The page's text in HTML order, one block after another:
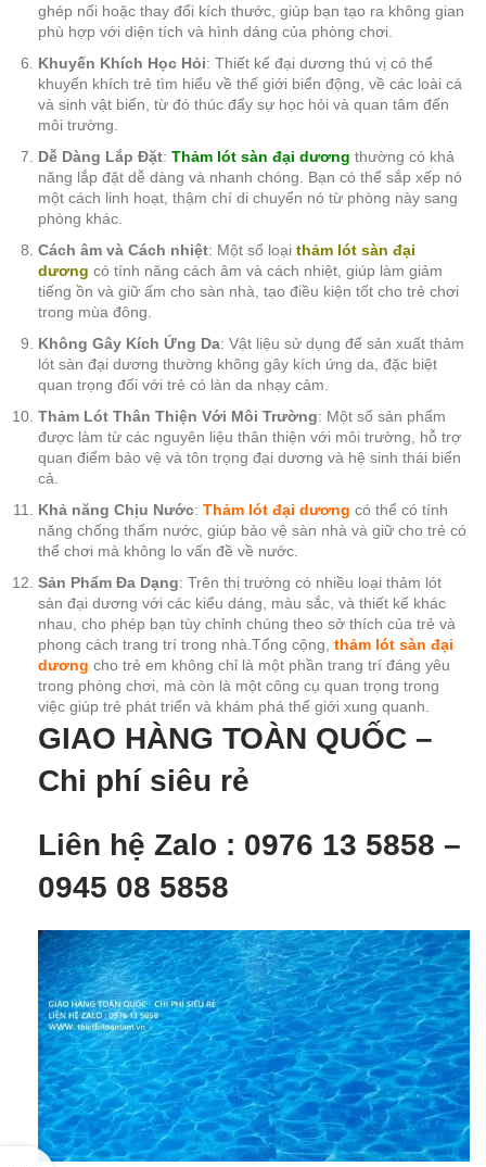
ghép nối hoặc thay đổi kích thước, giúp bạn tạo ra không gian
phù hợp với diện tích và hình dáng của phòng chơi.
Khuyến Khích Học Hỏi: Thiết kế đại dương thú vị có thể
khuyến khích trẻ tìm hiểu về thế giới biển động, về các loài cá
và sinh vật biển, từ đó thúc đẩy sự học hỏi và quan tâm đến
môi trường.
Dễ Dàng Lắp Đặt: Thảm lót sàn đại dương thường có khả
năng lắp đặt dễ dàng và nhanh chóng. Bạn có thể sắp xếp nó
một cách linh hoạt, thậm chí di chuyển nó từ phòng này sang
phòng khác.
Cách âm và Cách nhiệt: Một số loại thảm lót sàn đại
dương có tính năng cách âm và cách nhiệt, giúp làm giảm
tiếng ồn và giữ ấm cho sàn nhà, tạo điều kiện tốt cho trẻ chơi
trong mùa đông.
Không Gây Kích Ứng Da: Vật liệu sử dụng để sản xuất thảm
lót sàn đại dương thường không gây kích ứng da, đặc biệt
quan trọng đối với trẻ có làn da nhạy cảm.
Thảm Lót Thân Thiện Với Môi Trường: Một số sản phẩm
được làm từ các nguyên liệu thân thiện với môi trường, hỗ trợ
quan điểm bảo vệ và tôn trọng đại dương và hệ sinh thái biển
cả.
Khả năng Chịu Nước: Thảm lót đại dương có thể có tính
năng chống thấm nước, giúp bảo vệ sàn nhà và giữ cho trẻ có
thể chơi mà không lo vấn đề về nước.
Sản Phẩm Đa Dạng: Trên thị trường có nhiều loại thảm lót
sàn đại dương với các kiểu dáng, màu sắc, và thiết kế khác
nhau, cho phép bạn tùy chỉnh chúng theo sở thích của trẻ và
phong cách trang trí trong nhà.Tổng cộng, thảm lót sàn đại
dương cho trẻ em không chỉ là một phần trang trí đáng yêu
trong phòng chơi, mà còn là một công cụ quan trọng trong
việc giúp trẻ phát triển và khám phá thế giới xung quanh.
GIAO HÀNG TOÀN QUỐC –
Chi phí siêu rẻ
Liên hệ Zalo : 0976 13 5858 –
0945 08 5858